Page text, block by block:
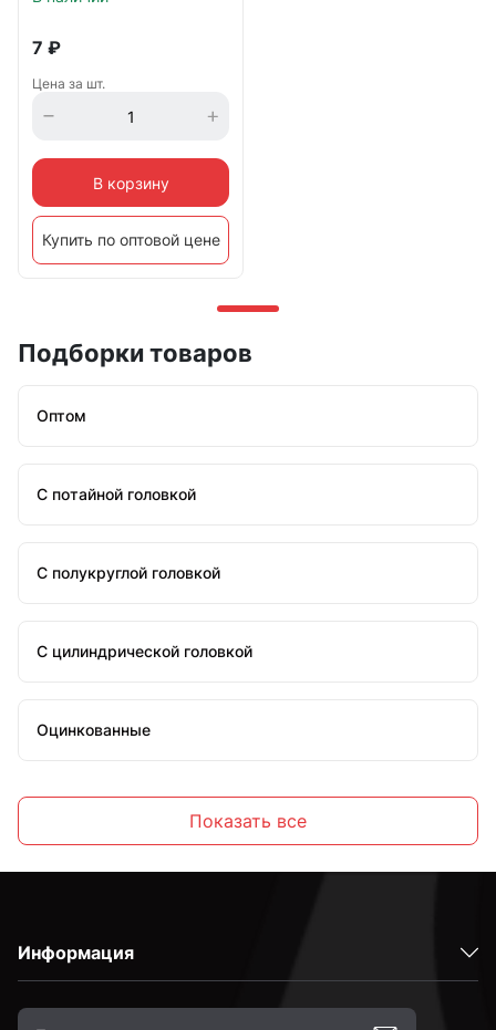
7 ₽
Цена за шт.
В корзину
Купить по оптовой цене
Подборки товаров
Оптом
С потайной головкой
С полукруглой головкой
С цилиндрической головкой
Оцинкованные
Высокопрочные
Показать все
Информация